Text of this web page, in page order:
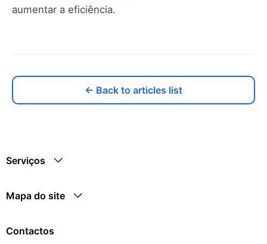
aumentar a eficiência.
← Back to articles list
Serviços
Mapa do site
Contactos